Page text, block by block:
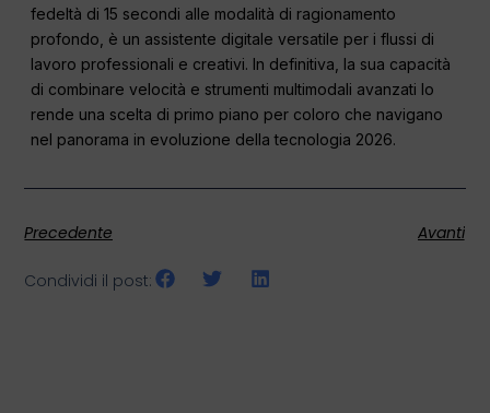
fedeltà di 15 secondi alle modalità di ragionamento
profondo, è un assistente digitale versatile per i flussi di
lavoro professionali e creativi. In definitiva, la sua capacità
di combinare velocità e strumenti multimodali avanzati lo
rende una scelta di primo piano per coloro che navigano
nel panorama in evoluzione della tecnologia 2026.
Precedente Avanti
Condividi il post: